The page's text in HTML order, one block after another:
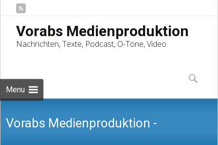
Vorabs Medienproduktion
Nachrichten, Texte, Podcast, O-Töne, Video
Menu
to
content
Suchen
nach:
Vorabs Medienproduktion -